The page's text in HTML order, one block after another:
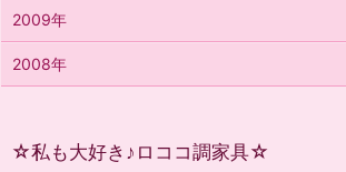
☆私も大好き♪ロココ調家具☆
2009年
2008年